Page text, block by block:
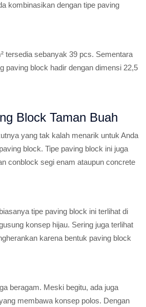
kombinasikan dengan tipe paving
tersedia sebanyak 39 pcs. Sementara
paving block hadir dengan dimensi 22,5
Block Taman Buah
yang tak kalah menarik untuk Anda
block. Tipe paving block ini juga
conblock segi enam ataupun concrete
tipe paving block ini terlihat di
konsep hijau. Sering juga terlihat
karena bentuk paving block
beragam. Meski begitu, ada juga
membawa konsep polos. Dengan